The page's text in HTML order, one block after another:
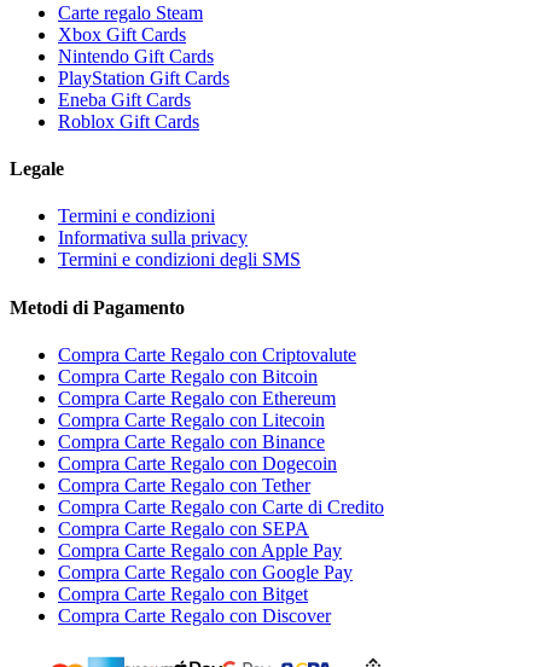
Carte regalo Steam
Xbox Gift Cards
Nintendo Gift Cards
PlayStation Gift Cards
Eneba Gift Cards
Roblox Gift Cards
Legale
Termini e condizioni
Informativa sulla privacy
Termini e condizioni degli SMS
Metodi di Pagamento
Compra Carte Regalo con Criptovalute
Compra Carte Regalo con Bitcoin
Compra Carte Regalo con Ethereum
Compra Carte Regalo con Litecoin
Compra Carte Regalo con Binance
Compra Carte Regalo con Dogecoin
Compra Carte Regalo con Tether
Compra Carte Regalo con Carte di Credito
Compra Carte Regalo con SEPA
Compra Carte Regalo con Apple Pay
Compra Carte Regalo con Google Pay
Compra Carte Regalo con Bitget
Compra Carte Regalo con Discover